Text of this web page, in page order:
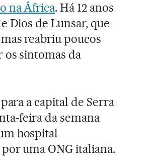
na África. Há 12 anos
Dios de Lunsar, que
reabriu poucos
os sintomas da
a capital de Serra
feira da semana
hospital
uma ONG italiana.